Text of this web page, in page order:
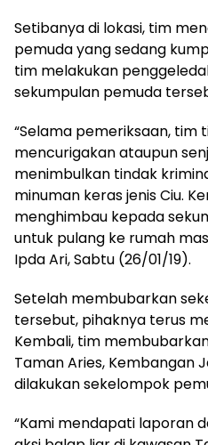
Setibanya di lokasi, tim
pemuda yang sedang
tim melakukan
sekumpulan pemuda
“Selama pemeriksaan, tim
mencurigakan ataupun
menimbulkan tindak
minuman keras jenis Ciu.
menghimbau kepada
untuk pulang ke rumah
Ipda Ari, Sabtu (26/01/19).
Setelah membubarkan
tersebut, pihaknya terus
Kembali, tim
Taman Aries, Kembangan
dilakukan sekelompok
“Kami mendapati laporan